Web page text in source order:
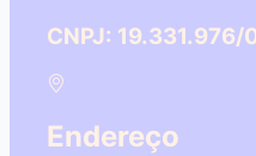
CNPJ:
Endereço